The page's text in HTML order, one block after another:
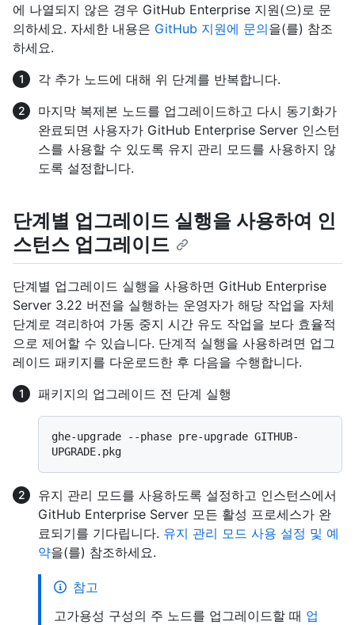
에 나열되지 않은 경우 GitHub Enterprise 지원(으)로 문
의하세요. 자세한 내용은 GitHub 지원에 문의을(를) 참조
하세요.
각 추가 노드에 대해 위 단계를 반복합니다.
마지막 복제본 노드를 업그레이드하고 다시 동기화가
완료되면 사용자가 GitHub Enterprise Server 인스턴
스를 사용할 수 있도록 유지 관리 모드를 사용하지 않
도록 설정합니다.
단계별 업그레이드 실행을 사용하여 인
스턴스 업그레이드
단계별 업그레이드 실행을 사용하면 GitHub Enterprise
Server 3.22 버전을 실행하는 운영자가 해당 작업을 자체
단계로 격리하여 가동 중지 시간 유도 작업을 보다 효율적
으로 제어할 수 있습니다. 단계적 실행을 사용하려면 업그
레이드 패키지를 다운로드한 후 다음을 수행합니다.
패키지의 업그레이드 전 단계 실행
ghe-upgrade --phase pre-upgrade GITHUB-
유지 관리 모드를 사용하도록 설정하고 인스턴스에서
GitHub Enterprise Server 모든 활성 프로세스가 완
료되기를 기다립니다. 유지 관리 모드 사용 설정 및 예
약을(를) 참조하세요.
참고
고가용성 구성의 주 노드를 업그레이드할 때 업